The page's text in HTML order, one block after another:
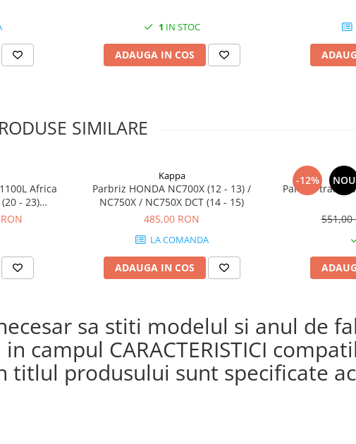
1 IN STOC
ADAUGA IN COS
SIMILARE
Africa
- 23)
Sports
- 23)
Kappa
Parbriz HONDA NC700X (12 - 13) /
NC750X / NC750X DCT (14 - 15)
485,00 RON
LA COMANDA
ADAUGA IN COS
-12% NOU
Parbriz
551,00
sa stiti modelul si anul de
campul CARACTERISTICI
titlul produsului sunt specificate